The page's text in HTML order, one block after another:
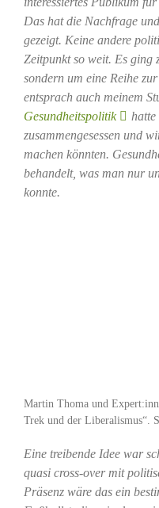
Das hat die Nachfrage
gezeigt. Keine andere
Zeitpunkt so weit. Es ging
sondern um eine Reihe
entsprach auch meinem
Gesundheitspolitik
zusammengesessen und
machen könnten.
behandelt, was man nur
konnte.
Martin Thoma und
Trek und der Liberalismus“.
Eine treibende Idee war
quasi cross-over mit
Präsenz wäre das ein